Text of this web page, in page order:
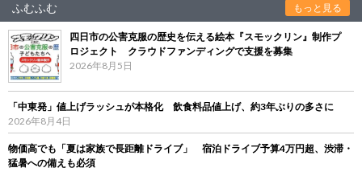
ふむふむ もっと見る
四日市の公害克服の歴史を伝える絵本『スモックリン』制作プ
ロジェクト クラウドファンディングで支援を募集
2026年8月5日
「中東発」値上げラッシュが本格化 飲食料品値上げ、約3年ぶりの多さに
2026年8月4日
物価高でも「夏は家族で長距離ドライブ」 宿泊ドライブ予算4万円超、渋滞・
猛暑への備えも必須